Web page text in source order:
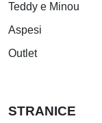
Teddy e Minou
Aspesi
Outlet
STRANICE